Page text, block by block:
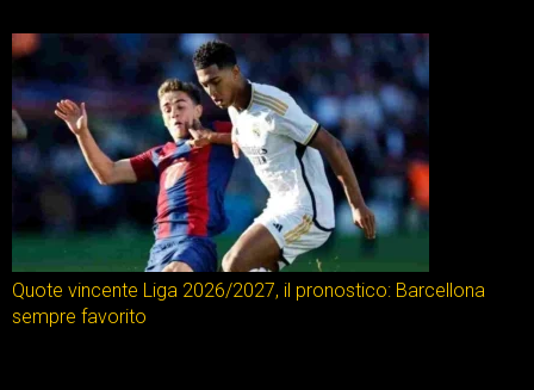
Quote vincente Liga 2026/2027, il pronostico: Barcellona
sempre favorito